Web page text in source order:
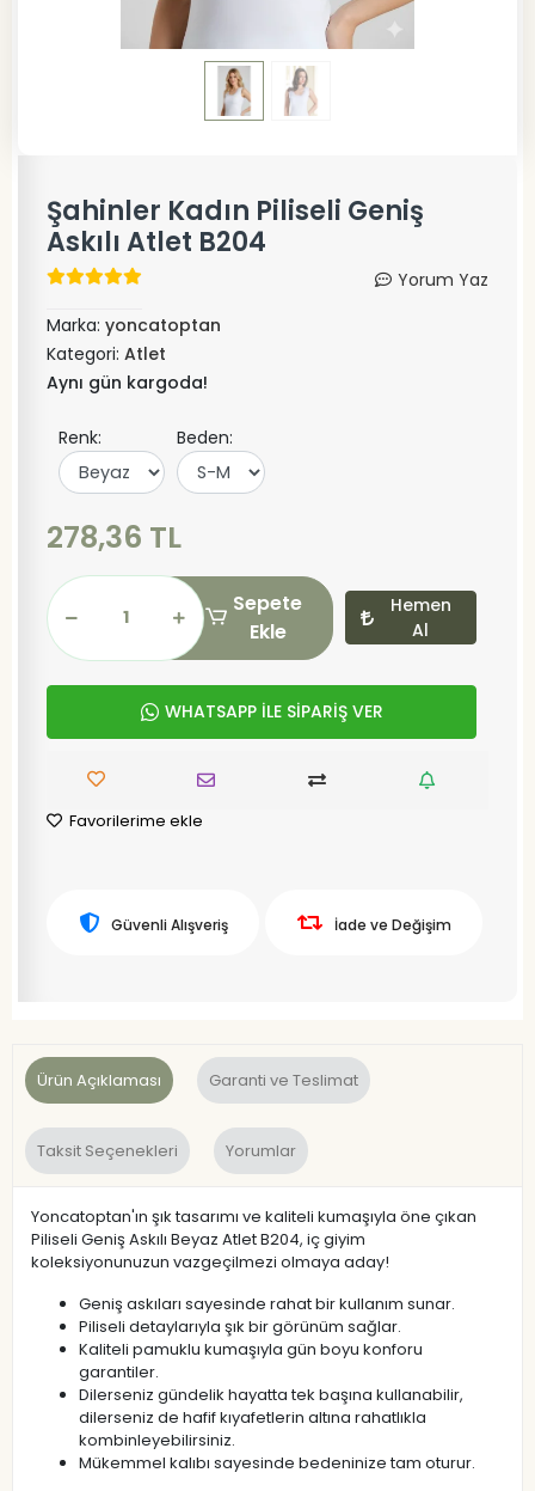
Şahinler Kadın Piliseli Geniş
Askılı Atlet B204
Yorum Yaz
Marka: yoncatoptan
Kategori: Atlet
Aynı gün kargoda!
Renk: Beden:
278,36 TL
Sepete
Ekle
Hemen
Al
WHATSAPP İLE SİPARİŞ VER
Favorilerime ekle
Güvenli Alışveriş İade ve Değişim
Ürün Açıklaması Garanti ve Teslimat
Taksit Seçenekleri Yorumlar
Yoncatoptan'ın şık tasarımı ve kaliteli kumaşıyla öne çıkan
Piliseli Geniş Askılı Beyaz Atlet B204, iç giyim
koleksiyonunuzun vazgeçilmezi olmaya aday!
Geniş askıları sayesinde rahat bir kullanım sunar.
Piliseli detaylarıyla şık bir görünüm sağlar.
Kaliteli pamuklu kumaşıyla gün boyu konforu
garantiler.
Dilerseniz gündelik hayatta tek başına kullanabilir,
dilerseniz de hafif kıyafetlerin altına rahatlıkla
kombinleyebilirsiniz.
Mükemmel kalıbı sayesinde bedeninize tam oturur.